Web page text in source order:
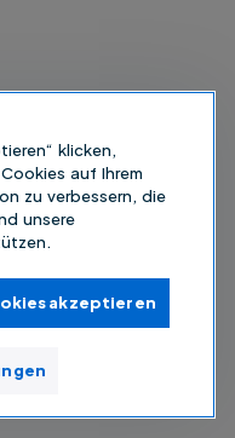
klicken,
auf Ihrem
zu verbessern, die
unsere
akzeptieren